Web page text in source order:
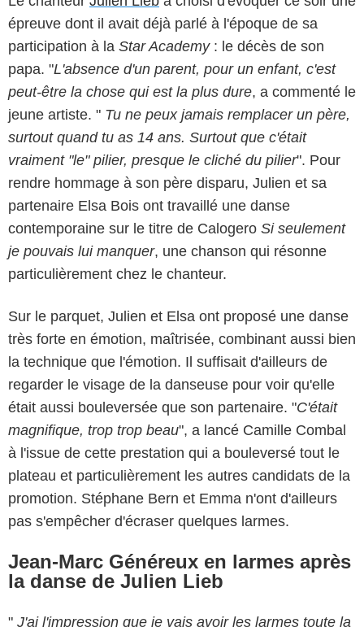
épreuve dont il avait déjà parlé à l'époque de sa
participation à la Star Academy: le décès de son
papa. "L'absence d'un parent, pour un enfant, c'est
peut-être la chose qui est la plus dure, a commenté le
jeune artiste. " Tu ne peux jamais remplacer un père,
surtout quand tu as 14 ans. Surtout que c'était
vraiment "le" pilier, presque le cliché du pilier". Pour
rendre hommage à son père disparu, Julien et sa
partenaire Elsa Bois ont travaillé une danse
contemporaine sur le titre de Calogero Si seulement
je pouvais lui manquer, une chanson qui résonne
particulièrement chez le chanteur.
Sur le parquet, Julien et Elsa ont proposé une danse
très forte en émotion, maîtrisée, combinant aussi bien
la technique que l'émotion. Il suffisait d'ailleurs de
regarder le visage de la danseuse pour voir qu'elle
était aussi bouleversée que son partenaire. "C'était
magnifique, trop trop beau", a lancé Camille Combal
à l'issue de cette prestation qui a bouleversé tout le
plateau et particulièrement les autres candidats de la
promotion. Stéphane Bern et Emma n'ont d'ailleurs
pas s'empêcher d'écraser quelques larmes.
Jean-Marc Généreux en larmes après
la danse de Julien Lieb
" J'ai l'impression que je vais avoir les larmes toute la